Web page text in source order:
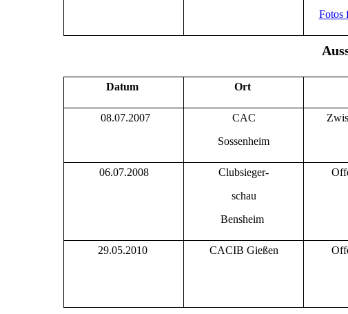
Fotos
Datum Ort
08.07.2007
CAC
Sossenheim
06.07.2008
Clubsieger-
schau
Bensheim
29.05.2010 CACIB Gießen